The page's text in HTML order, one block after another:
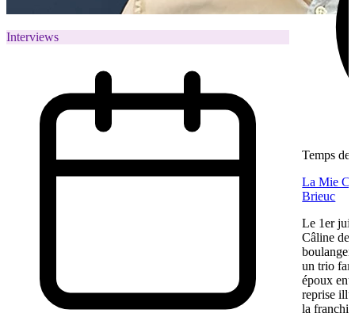
Interviews
Temps de
La Mie
Brieuc
Le 1er
Câline de
un trio
époux
reprise
la